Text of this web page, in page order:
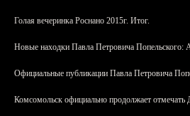
Голая вечеринка Роснано 2015г. Итог.
Новые находки Павла Петровича Попельского:
Официальные публикации Павла Петровича
Комсомольск официально продолжает отмечать